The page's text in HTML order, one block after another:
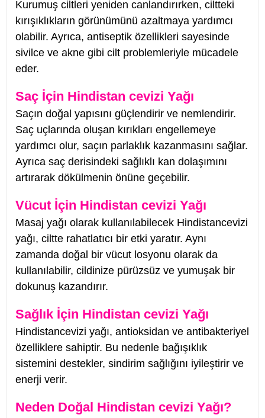
Kurumuş ciltleri yeniden canlandırırken, ciltteki
kırışıklıkların görünümünü azaltmaya yardımcı
olabilir. Ayrıca, antiseptik özellikleri sayesinde
sivilce ve akne gibi cilt problemleriyle mücadele
eder.
Saç İçin Hindistan cevizi Yağı
Saçın doğal yapısını güçlendirir ve nemlendirir.
Saç uçlarında oluşan kırıkları engellemeye
yardımcı olur, saçın parlaklık kazanmasını sağlar.
Ayrıca saç derisindeki sağlıklı kan dolaşımını
artırarak dökülmenin önüne geçebilir.
Vücut İçin Hindistan cevizi Yağı
Masaj yağı olarak kullanılabilecek Hindistancevizi
yağı, ciltte rahatlatıcı bir etki yaratır. Aynı
zamanda doğal bir vücut losyonu olarak da
kullanılabilir, cildinize pürüzsüz ve yumuşak bir
dokunuş kazandırır.
Sağlık İçin Hindistan cevizi Yağı
Hindistancevizi yağı, antioksidan ve antibakteriyel
özelliklere sahiptir. Bu nedenle bağışıklık
sistemini destekler, sindirim sağlığını iyileştirir ve
enerji verir.
Neden Doğal Hindistan cevizi Yağı?